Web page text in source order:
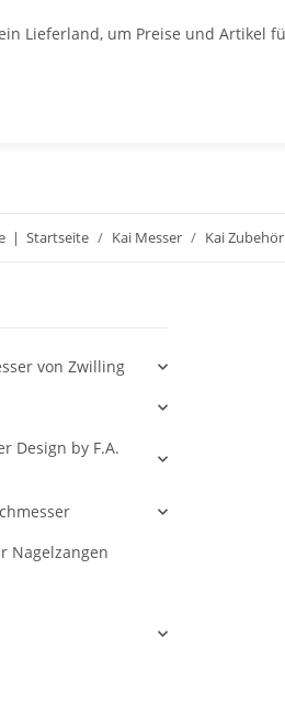
Lieferland, um Preise und Artikel
Startseite Kai Messer Kai Zubehör
von Zwilling
Design by F.A.
Nagelzangen